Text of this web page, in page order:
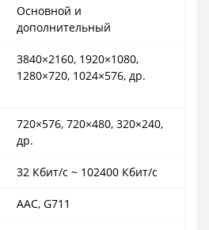
Основной и
дополнительный
3840×2160, 1920×1080,
1280×720, 1024×576, др.
720×576, 720×480, 320×240,
др.
32 Кбит/с ~ 102400 Кбит/с
AAC, G711